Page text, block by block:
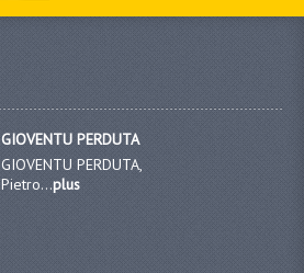
GIOVENTU PERDUTA
GIOVENTU PERDUTA,
Pietro...plus